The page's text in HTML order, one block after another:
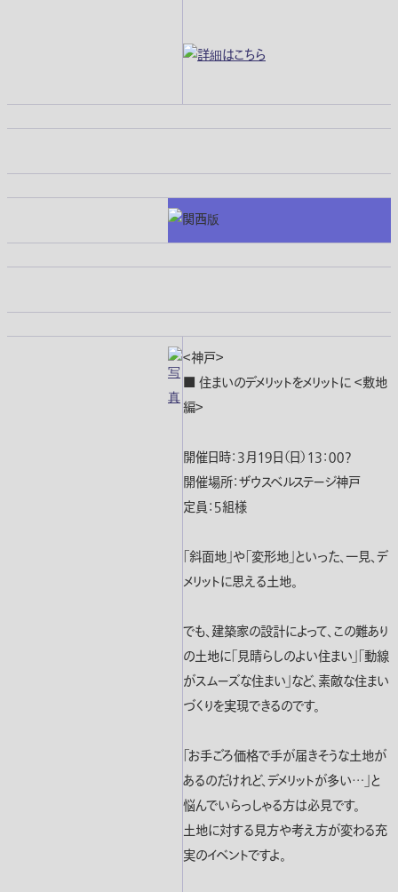
＜神戸＞
■ 住まいのデメリットをメリットに ＜敷地
編＞
開催日時：３月１９日（日）１３：００?
開催場所：ザウスベルステージ神戸
定員：５組様
「斜面地」や「変形地」といった、一見、デ
メリットに思える土地。
でも、建築家の設計によって、この難あり
の土地に「見晴らしのよい住まい」「動線
がスムーズな住まい」など、素敵な住まい
づくりを実現できるのです。
「お手ごろ価格で手が届きそうな土地が
あるのだけれど、デメリットが多い…」と
悩んでいらっしゃる方は必見です。
土地に対する見方や考え方が変わる充
実のイベントですよ。